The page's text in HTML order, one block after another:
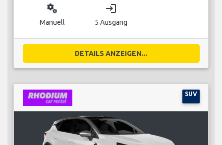
miscellaneous_services
Manuell
login
5 Ausgang
DETAILS ANZEIGEN...
SUV